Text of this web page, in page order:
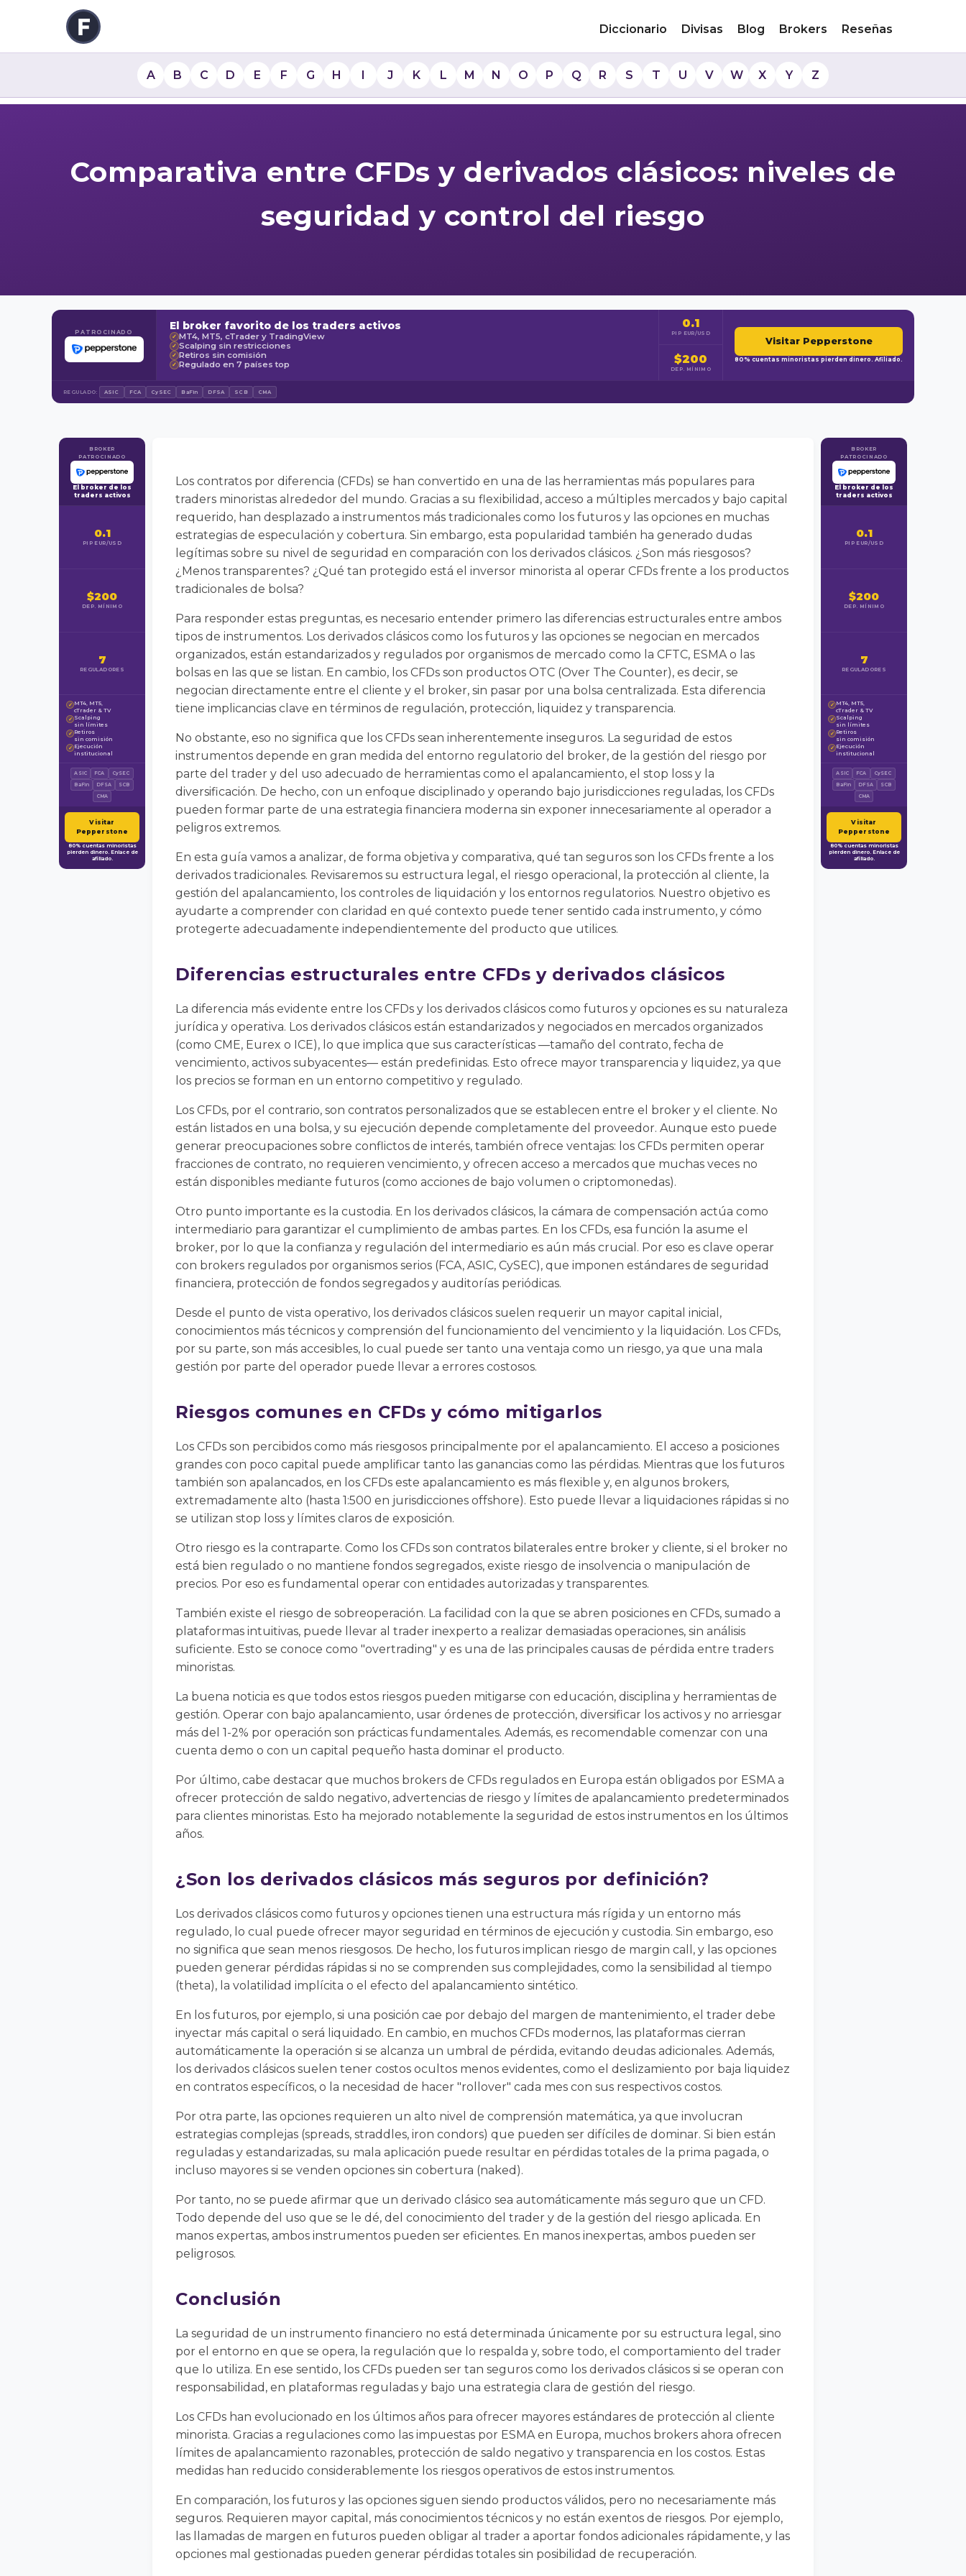
Diccionario Divisas Blog Brokers Reseñas
A B C D E F G H I J K L M N O P Q R S T U V W X Y Z
Comparativa entre CFDs y derivados clásicos: niveles de
seguridad y control del riesgo
PATROCINADO El broker favorito de los traders activos
✓ MT4, MT5, cTrader y TradingView
✓ Scalping sin restricciones
✓ Retiros sin comisión
✓ Regulado en 7 países top
0.1
PIP EUR/USD
$200
DEP. MÍNIMO
Visitar Pepperstone
80% cuentas minoristas pierden dinero. Afiliado.
REGULADO: ASIC FCA CySEC BaFin DFSA SCB CMA
BROKER
PATROCINADO
El broker de los
traders activos
0.1
PIP EUR/USD
$200
DEP. MÍNIMO
7
REGULADORES
✓ MT4, MT5,
cTrader & TV
✓ Scalping
sin límites
✓ Retiros
sin comisión
✓ Ejecución
institucional
ASIC FCA
CySEC
BaFin
DFSA
SCB
CMA
Visitar
Pepperstone
80% cuentas minoristas
pierden dinero. Enlace de
afiliado.
Los contratos por diferencia (CFDs) se han convertido en una de las herramientas más populares para
traders minoristas alrededor del mundo. Gracias a su flexibilidad, acceso a múltiples mercados y bajo capital
requerido, han desplazado a instrumentos más tradicionales como los futuros y las opciones en muchas
estrategias de especulación y cobertura. Sin embargo, esta popularidad también ha generado dudas
legítimas sobre su nivel de seguridad en comparación con los derivados clásicos. ¿Son más riesgosos?
¿Menos transparentes? ¿Qué tan protegido está el inversor minorista al operar CFDs frente a los productos
tradicionales de bolsa?
Para responder estas preguntas, es necesario entender primero las diferencias estructurales entre ambos
tipos de instrumentos. Los derivados clásicos como los futuros y las opciones se negocian en mercados
organizados, están estandarizados y regulados por organismos de mercado como la CFTC, ESMA o las
bolsas en las que se listan. En cambio, los CFDs son productos OTC (Over The Counter), es decir, se
negocian directamente entre el cliente y el broker, sin pasar por una bolsa centralizada. Esta diferencia
tiene implicancias clave en términos de regulación, protección, liquidez y transparencia.
No obstante, eso no significa que los CFDs sean inherentemente inseguros. La seguridad de estos
instrumentos depende en gran medida del entorno regulatorio del broker, de la gestión del riesgo por
parte del trader y del uso adecuado de herramientas como el apalancamiento, el stop loss y la
diversificación. De hecho, con un enfoque disciplinado y operando bajo jurisdicciones reguladas, los CFDs
pueden formar parte de una estrategia financiera moderna sin exponer innecesariamente al operador a
peligros extremos.
En esta guía vamos a analizar, de forma objetiva y comparativa, qué tan seguros son los CFDs frente a los
derivados tradicionales. Revisaremos su estructura legal, el riesgo operacional, la protección al cliente, la
gestión del apalancamiento, los controles de liquidación y los entornos regulatorios. Nuestro objetivo es
ayudarte a comprender con claridad en qué contexto puede tener sentido cada instrumento, y cómo
protegerte adecuadamente independientemente del producto que utilices.
Diferencias estructurales entre CFDs y derivados clásicos
La diferencia más evidente entre los CFDs y los derivados clásicos como futuros y opciones es su naturaleza
jurídica y operativa. Los derivados clásicos están estandarizados y negociados en mercados organizados
(como CME, Eurex o ICE), lo que implica que sus características —tamaño del contrato, fecha de
vencimiento, activos subyacentes— están predefinidas. Esto ofrece mayor transparencia y liquidez, ya que
los precios se forman en un entorno competitivo y regulado.
Los CFDs, por el contrario, son contratos personalizados que se establecen entre el broker y el cliente. No
están listados en una bolsa, y su ejecución depende completamente del proveedor. Aunque esto puede
generar preocupaciones sobre conflictos de interés, también ofrece ventajas: los CFDs permiten operar
fracciones de contrato, no requieren vencimiento, y ofrecen acceso a mercados que muchas veces no
están disponibles mediante futuros (como acciones de bajo volumen o criptomonedas).
Otro punto importante es la custodia. En los derivados clásicos, la cámara de compensación actúa como
intermediario para garantizar el cumplimiento de ambas partes. En los CFDs, esa función la asume el
broker, por lo que la confianza y regulación del intermediario es aún más crucial. Por eso es clave operar
con brokers regulados por organismos serios (FCA, ASIC, CySEC), que imponen estándares de seguridad
financiera, protección de fondos segregados y auditorías periódicas.
Desde el punto de vista operativo, los derivados clásicos suelen requerir un mayor capital inicial,
conocimientos más técnicos y comprensión del funcionamiento del vencimiento y la liquidación. Los CFDs,
por su parte, son más accesibles, lo cual puede ser tanto una ventaja como un riesgo, ya que una mala
gestión por parte del operador puede llevar a errores costosos.
Riesgos comunes en CFDs y cómo mitigarlos
Los CFDs son percibidos como más riesgosos principalmente por el apalancamiento. El acceso a posiciones
grandes con poco capital puede amplificar tanto las ganancias como las pérdidas. Mientras que los futuros
también son apalancados, en los CFDs este apalancamiento es más flexible y, en algunos brokers,
extremadamente alto (hasta 1:500 en jurisdicciones offshore). Esto puede llevar a liquidaciones rápidas si no
se utilizan stop loss y límites claros de exposición.
Otro riesgo es la contraparte. Como los CFDs son contratos bilaterales entre broker y cliente, si el broker no
está bien regulado o no mantiene fondos segregados, existe riesgo de insolvencia o manipulación de
precios. Por eso es fundamental operar con entidades autorizadas y transparentes.
También existe el riesgo de sobreoperación. La facilidad con la que se abren posiciones en CFDs, sumado a
plataformas intuitivas, puede llevar al trader inexperto a realizar demasiadas operaciones, sin análisis
suficiente. Esto se conoce como "overtrading" y es una de las principales causas de pérdida entre traders
minoristas.
La buena noticia es que todos estos riesgos pueden mitigarse con educación, disciplina y herramientas de
gestión. Operar con bajo apalancamiento, usar órdenes de protección, diversificar los activos y no arriesgar
más del 1-2% por operación son prácticas fundamentales. Además, es recomendable comenzar con una
cuenta demo o con un capital pequeño hasta dominar el producto.
Por último, cabe destacar que muchos brokers de CFDs regulados en Europa están obligados por ESMA a
ofrecer protección de saldo negativo, advertencias de riesgo y límites de apalancamiento predeterminados
para clientes minoristas. Esto ha mejorado notablemente la seguridad de estos instrumentos en los últimos
años.
¿Son los derivados clásicos más seguros por definición?
Los derivados clásicos como futuros y opciones tienen una estructura más rígida y un entorno más
regulado, lo cual puede ofrecer mayor seguridad en términos de ejecución y custodia. Sin embargo, eso
no significa que sean menos riesgosos. De hecho, los futuros implican riesgo de margin call, y las opciones
pueden generar pérdidas rápidas si no se comprenden sus complejidades, como la sensibilidad al tiempo
(theta), la volatilidad implícita o el efecto del apalancamiento sintético.
En los futuros, por ejemplo, si una posición cae por debajo del margen de mantenimiento, el trader debe
inyectar más capital o será liquidado. En cambio, en muchos CFDs modernos, las plataformas cierran
automáticamente la operación si se alcanza un umbral de pérdida, evitando deudas adicionales. Además,
los derivados clásicos suelen tener costos ocultos menos evidentes, como el deslizamiento por baja liquidez
en contratos específicos, o la necesidad de hacer "rollover" cada mes con sus respectivos costos.
Por otra parte, las opciones requieren un alto nivel de comprensión matemática, ya que involucran
estrategias complejas (spreads, straddles, iron condors) que pueden ser difíciles de dominar. Si bien están
reguladas y estandarizadas, su mala aplicación puede resultar en pérdidas totales de la prima pagada, o
incluso mayores si se venden opciones sin cobertura (naked).
Por tanto, no se puede afirmar que un derivado clásico sea automáticamente más seguro que un CFD.
Todo depende del uso que se le dé, del conocimiento del trader y de la gestión del riesgo aplicada. En
manos expertas, ambos instrumentos pueden ser eficientes. En manos inexpertas, ambos pueden ser
peligrosos.
Conclusión
La seguridad de un instrumento financiero no está determinada únicamente por su estructura legal, sino
por el entorno en que se opera, la regulación que lo respalda y, sobre todo, el comportamiento del trader
que lo utiliza. En ese sentido, los CFDs pueden ser tan seguros como los derivados clásicos si se operan con
responsabilidad, en plataformas reguladas y bajo una estrategia clara de gestión del riesgo.
Los CFDs han evolucionado en los últimos años para ofrecer mayores estándares de protección al cliente
minorista. Gracias a regulaciones como las impuestas por ESMA en Europa, muchos brokers ahora ofrecen
límites de apalancamiento razonables, protección de saldo negativo y transparencia en los costos. Estas
medidas han reducido considerablemente los riesgos operativos de estos instrumentos.
En comparación, los futuros y las opciones siguen siendo productos válidos, pero no necesariamente más
seguros. Requieren mayor capital, más conocimientos técnicos y no están exentos de riesgos. Por ejemplo,
las llamadas de margen en futuros pueden obligar al trader a aportar fondos adicionales rápidamente, y las
opciones mal gestionadas pueden generar pérdidas totales sin posibilidad de recuperación.
BROKER
PATROCINADO
El broker de los
traders activos
0.1
PIP EUR/USD
$200
DEP. MÍNIMO
7
REGULADORES
✓ MT4, MT5,
cTrader & TV
✓ Scalping
sin límites
✓ Retiros
sin comisión
✓ Ejecución
institucional
ASIC FCA
CySEC
BaFin
DFSA
SCB
CMA
Visitar
Pepperstone
80% cuentas minoristas
pierden dinero. Enlace de
afiliado.